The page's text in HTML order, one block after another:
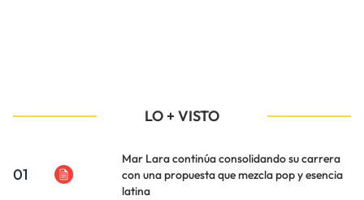
LO + VISTO
01
Mar Lara continúa consolidando su carrera
con una propuesta que mezcla pop y esencia
latina